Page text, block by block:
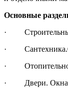
Основные
· Строительные
·
· Отопительное
· Двери. Окна.